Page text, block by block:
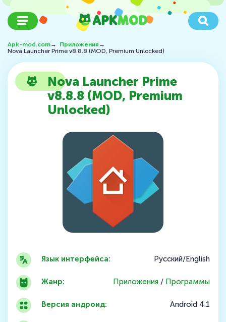
Apk-mod.com→ Приложения →
Nova Launcher Prime v8.8.8 (MOD, Premium Unlocked)
Nova Launcher Prime
v8.8.8 (MOD, Premium
Unlocked)
Язык интерфейса:
Жанр:
Версия андроид:
Русский/English
Приложения / Программы
Android 4.1